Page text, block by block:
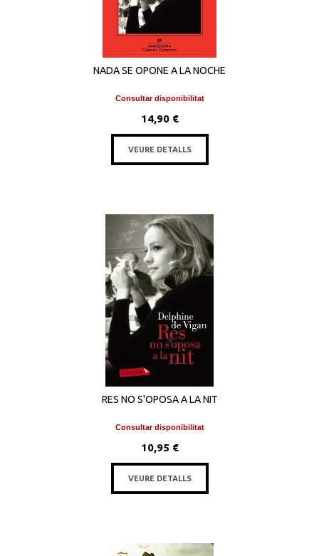
NADA SE OPONE A LA NOCHE
Consultar disponibilitat
14,90 €
VEURE DETALLS
RES NO S'OPOSA A LA NIT
Consultar disponibilitat
10,95 €
VEURE DETALLS